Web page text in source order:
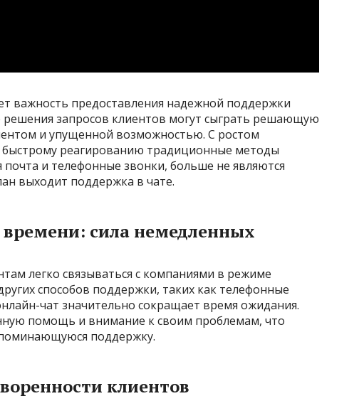
важность предоставления надежной поддержки
запросов клиентов могут сыграть решающую
и упущенной возможностью. С ростом
быстрому реагированию традиционные методы
и телефонные звонки, больше не являются
выходит поддержка в чате.
сила немедленных
легко связываться с компаниями в режиме
способов поддержки, таких как телефонные
чат значительно сокращает время ожидания.
помощь и внимание к своим проблемам, что
поддержку.
клиентов